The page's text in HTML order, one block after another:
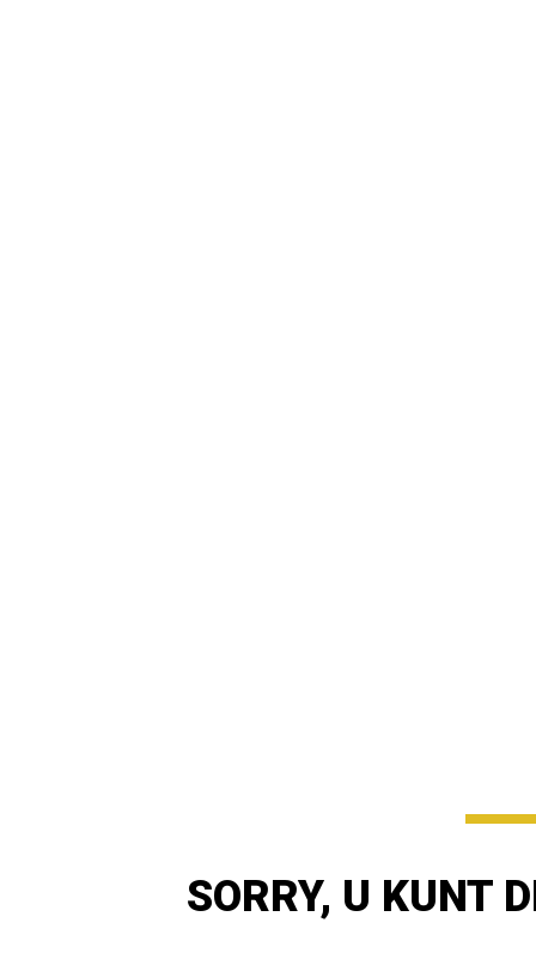
SORRY, U KUNT